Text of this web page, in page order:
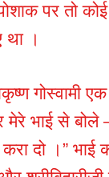
पर तो
था ।
गोस्वामी
भाई से बोले
दो ।”